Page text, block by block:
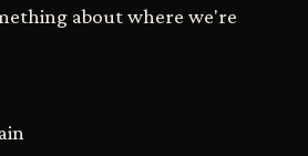
about where we're